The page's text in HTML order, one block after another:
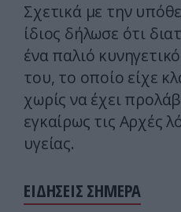
Σχετικά με την
ίδιος δήλωσε ότι
ένα παλιό
του, το οποίο είχε
χωρίς να έχει
εγκαίρως τις Αρχές
υγείας.
ΕΙΔΗΣΕΙΣ ΣΗΜΕΡΑ